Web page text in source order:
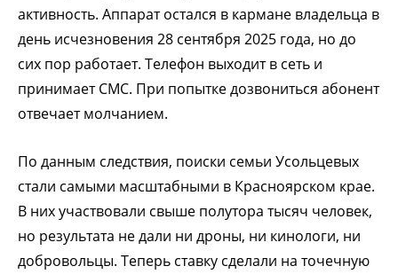
активность. Аппарат остался в кармане владельца в
день исчезновения 28 сентября 2025 года, но до
сих пор работает. Телефон выходит в сеть и
принимает СМС. При попытке дозвониться абонент
отвечает молчанием.
По данным следствия, поиски семьи Усольцевых
стали самыми масштабными в Красноярском крае.
В них участвовали свыше полутора тысяч человек,
но результата не дали ни дроны, ни кинологи, ни
добровольцы. Теперь ставку сделали на точечную